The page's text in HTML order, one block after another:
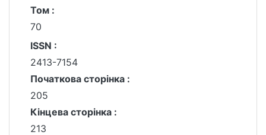
Том :
70
ISSN :
2413-7154
Початкова сторінка :
205
Кінцева сторінка :
213